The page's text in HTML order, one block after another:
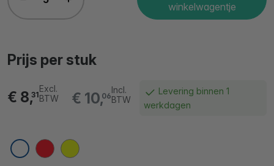
winkelwagentje
Prijs per stuk
€ 10,06
Incl.
BTW
€ 8,31
Excl.
BTW
Levering binnen 1
werkdagen